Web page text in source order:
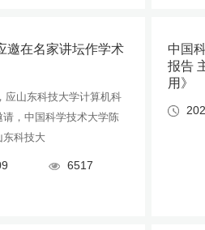
邀在名家讲坛作学术
应山东科技大学计算机科
，中国科学技术大学陈
东科技大
6517
中国
报告
用》